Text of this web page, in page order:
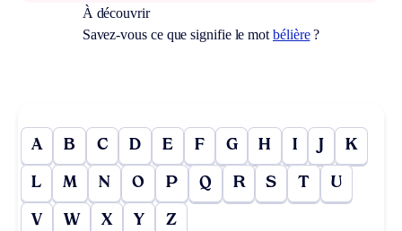
À découvrir
Savez-vous ce que signifie le mot bélière?
A B C D E F G H I J K
L M N O P Q R S T U
V W X Y Z